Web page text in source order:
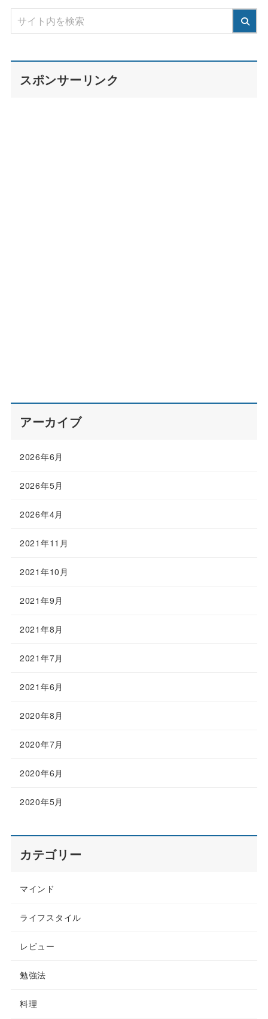
スポンサーリンク
アーカイブ
2026年6月
2026年5月
2026年4月
2021年11月
2021年10月
2021年9月
2021年8月
2021年7月
2021年6月
2020年8月
2020年7月
2020年6月
2020年5月
カテゴリー
マインド
ライフスタイル
レビュー
勉強法
料理